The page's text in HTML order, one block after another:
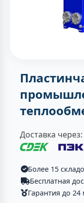
Доставка через:
Более 15
Бесплатная
Гарантия до 24